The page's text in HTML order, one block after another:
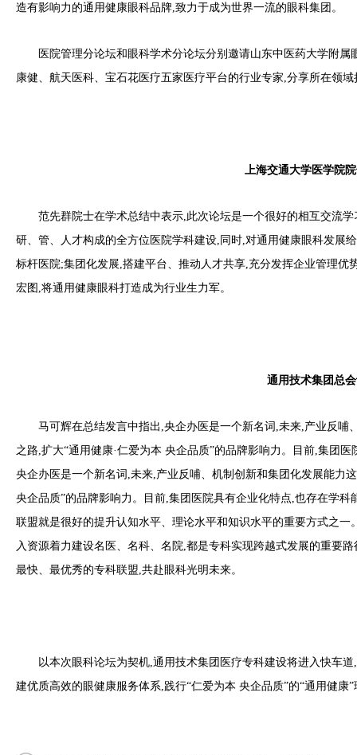
造有影响力的通用健康眼科品牌,致力于成为世界一流的眼科集团。
医院管理分论坛和眼科学术分论坛分别邀请山东中医药大学附
康健、航天医科、宝石花医疗五家医疗平台的行业专家,分享所在领
上海交通大学医学院
范先群院士在学术总结中表示,此次论坛是一个很好的相互交流
研、管、人才构成的全方位医院学科建设,同时,对通用健康眼科发展
标杆医院;集团化发展,搭建平台、推动人才共享,充分发挥企业管理
宏图,将通用健康眼科打造成为行业生力军。
通用技术集团总
马可辉在总结发言中指出,央企办医是一个新名词,未来,产业反哺
之路,扩大“通用健康·仁爱为本 央企品质”的品牌影响力。目前,集团
央企办医是一个新名词,未来,产业反哺、机制创新和集团化发展能力
央企品质”的品牌影响力。目前,集团医院具有企业化特点,也存在学
联盟就是很好的提升认知水平、理论水平和知识水平的重要方式之
入资源着力建设名医、名科、名院,都是专科实现跨越式发展的重要
最快、最优秀的专科联盟,共赴眼科光明未来。
以本次眼科论坛为契机,通用技术集团医疗专科建设将进入快车
建优质高效的眼健康服务体系,践行“仁爱为本 央企品质”的“通用健